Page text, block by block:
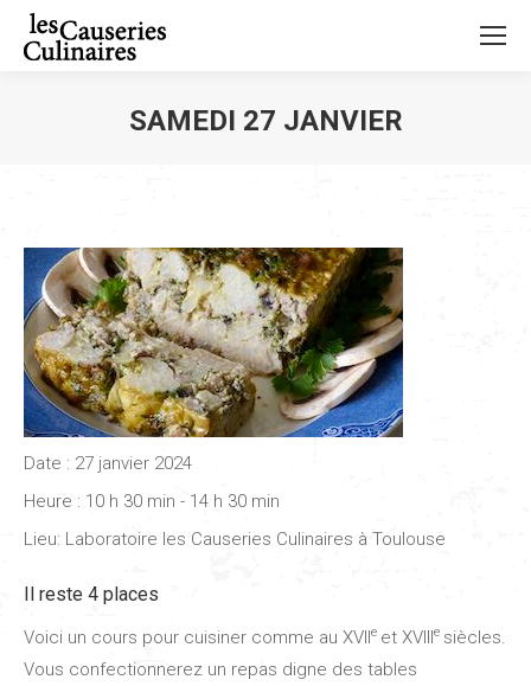
SAMEDI 27 JANVIER
Date : 27 janvier 2024
Heure : 10 h 30 min - 14 h 30 min
Lieu: Laboratoire les Causeries Culinaires à Toulouse
Il reste 4 places
Voici un cours pour cuisiner comme au XVIIe et XVIIIe siècles.
Vous confectionnerez un repas digne des tables